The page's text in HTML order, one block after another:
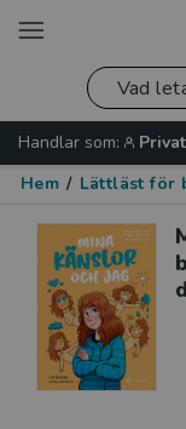
Handlar som:
Hem / Lättläst för